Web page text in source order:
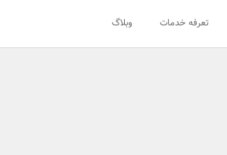
تعرفه خدمات وبلاگ